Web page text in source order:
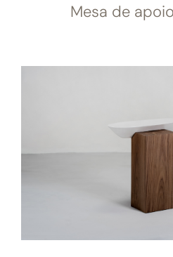
Mesa de